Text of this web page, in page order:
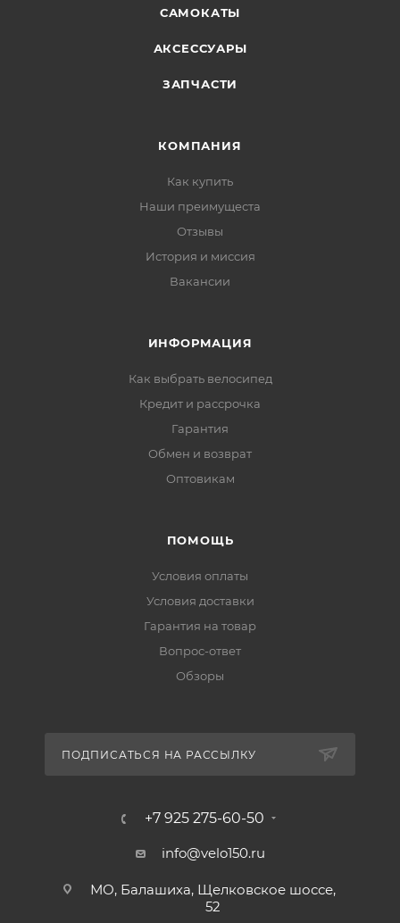
САМОКАТЫ
АКСЕССУАРЫ
ЗАПЧАСТИ
КОМПАНИЯ
Как купить
Наши преимущеста
Отзывы
История и миссия
Вакансии
ИНФОРМАЦИЯ
Как выбрать велосипед
Кредит и рассрочка
Гарантия
Обмен и возврат
Оптовикам
ПОМОЩЬ
Условия оплаты
Условия доставки
Гарантия на товар
Вопрос-ответ
Обзоры
ПОДПИСАТЬСЯ НА РАССЫЛКУ
+7 925 275-60-50
info@velo150.ru
МО, Балашиха, Щелковское шоссе,
52